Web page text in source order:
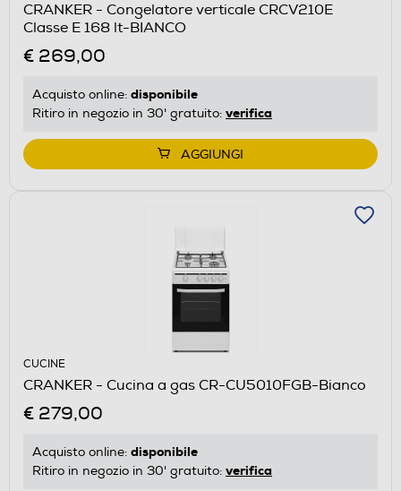
CRANKER - Congelatore verticale CRCV210E
Classe E 168 lt-BIANCO
€ 269,00
Acquisto online: disponibile
Ritiro in negozio in 30' gratuito: verifica
AGGIUNGI
CUCINE
CRANKER - Cucina a gas CR-CU5010FGB-Bianco
€ 279,00
Acquisto online: disponibile
Ritiro in negozio in 30' gratuito: verifica